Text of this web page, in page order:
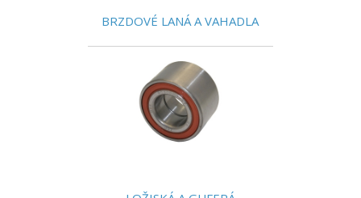
BRZDOVÉ LANÁ A VAHADLA